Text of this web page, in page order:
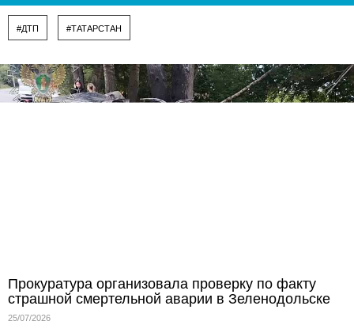
#ДТП #ТАТАРСТАН
Прокуратура организовала проверку по факту
страшной смертельной аварии в Зеленодольске
25/07/2026